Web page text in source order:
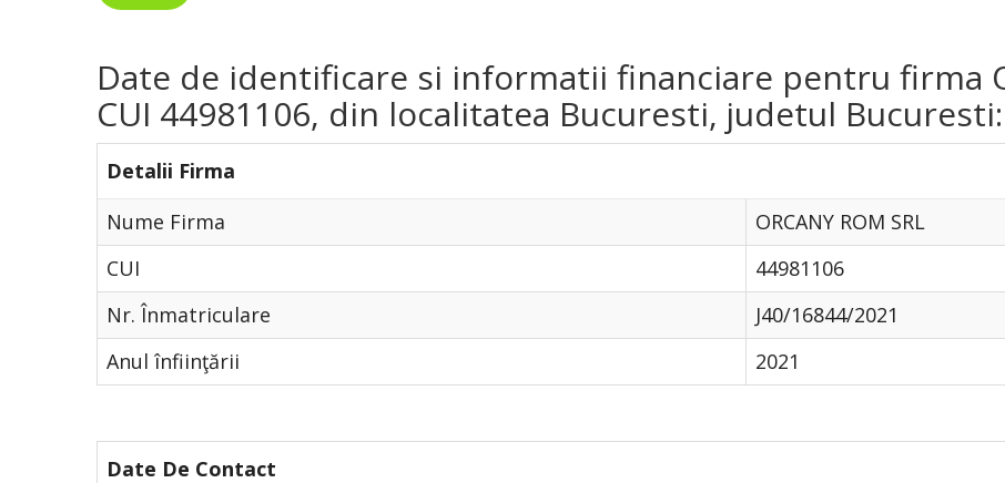
Date de identificare si informatii financiare pentru firma
CUI 44981106, din localitatea Bucuresti, judetul Bucuresti:
Detalii Firma
Nume Firma
ORCANY ROM SRL
CUI
44981106
Nr. Înmatriculare
J40/16844/2021
Anul înfiinţării
2021
Date De Contact